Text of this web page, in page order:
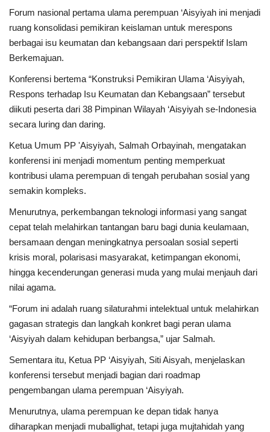
Forum nasional pertama ulama perempuan ‘Aisyiyah ini menjadi
ruang konsolidasi pemikiran keislaman untuk merespons
berbagai isu keumatan dan kebangsaan dari perspektif Islam
Berkemajuan.
Konferensi bertema “Konstruksi Pemikiran Ulama ‘Aisyiyah,
Respons terhadap Isu Keumatan dan Kebangsaan” tersebut
diikuti peserta dari 38 Pimpinan Wilayah ‘Aisyiyah se-Indonesia
secara luring dan daring.
Ketua Umum PP 'Aisyiyah, Salmah Orbayinah, mengatakan
konferensi ini menjadi momentum penting memperkuat
kontribusi ulama perempuan di tengah perubahan sosial yang
semakin kompleks.
Menurutnya, perkembangan teknologi informasi yang sangat
cepat telah melahirkan tantangan baru bagi dunia keulamaan,
bersamaan dengan meningkatnya persoalan sosial seperti
krisis moral, polarisasi masyarakat, ketimpangan ekonomi,
hingga kecenderungan generasi muda yang mulai menjauh dari
nilai agama.
“Forum ini adalah ruang silaturahmi intelektual untuk melahirkan
gagasan strategis dan langkah konkret bagi peran ulama
‘Aisyiyah dalam kehidupan berbangsa,” ujar Salmah.
Sementara itu, Ketua PP ‘Aisyiyah, Siti Aisyah, menjelaskan
konferensi tersebut menjadi bagian dari roadmap
pengembangan ulama perempuan ‘Aisyiyah.
Menurutnya, ulama perempuan ke depan tidak hanya
diharapkan menjadi muballighat, tetapi juga mujtahidah yang